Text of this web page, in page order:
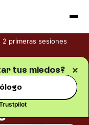
2 primeras sesiones
tus miedos?
a los